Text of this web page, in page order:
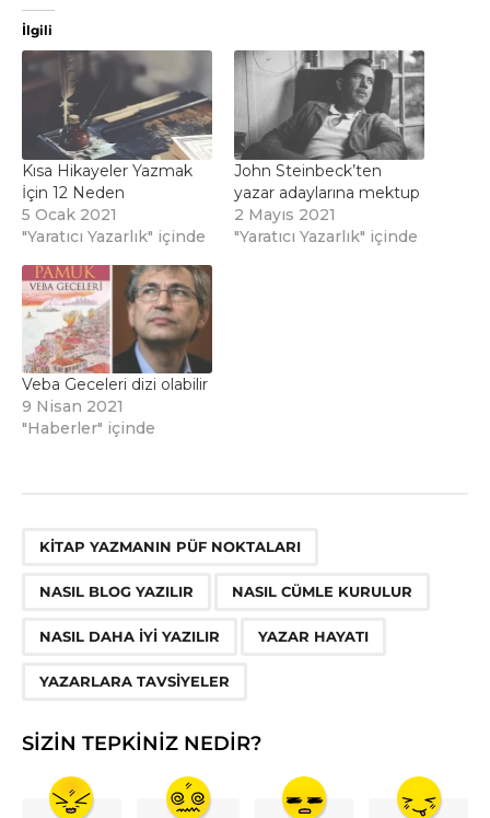
İlgili
Kısa Hikayeler Yazmak
İçin 12 Neden
5 Ocak 2021
"Yaratıcı Yazarlık" içinde
John Steinbeck’ten
yazar adaylarına mektup
2 Mayıs 2021
"Yaratıcı Yazarlık" içinde
Veba Geceleri dizi olabilir
9 Nisan 2021
"Haberler" içinde
KITAP YAZMANIN PÜF NOKTALARI
NASIL BLOG YAZILIR NASIL CÜMLE KURULUR
NASIL DAHA IYI YAZILIR YAZAR HAYATI
YAZARLARA TAVSIYELER
SIZIN TEPKINIZ NEDIR?